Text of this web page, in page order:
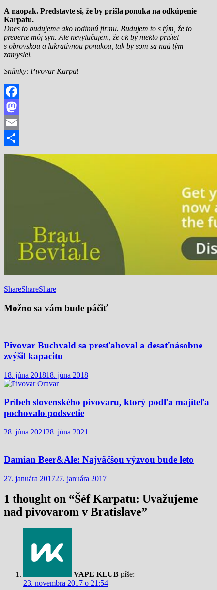
A naopak. Predstavte si, že by prišla ponuka na odkúpenie
Karpatu.
Dnes to budujeme ako rodinnú firmu. Budujem to s tým, že to
preberie môj syn. Ale nevylučujem, že ak by niekto prišiel
s obrovskou a lukratívnou ponukou, tak by som sa nad tým
zamyslel.
Snímky: Pivovar Karpat
Facebook
Mastodon
Email
Share
ShareShareShare
Možno sa vám bude páčiť
Pivovar Buchvald sa presťahoval a desaťnásobne
zvýšil kapacitu
18. júna 201818. júna 2018
Príbeh slovenského pivovaru, ktorý podľa majiteľa
pochovalo podsvetie
28. júna 2021 28. júna 2021
Damian Beer&Ale: Najväčšou výzvou bude leto
27. januára 201727. januára 2017
1 thought on “Šéf Karpatu: Uvažujeme
nad pivovarom v Bratislave”
VAPE KLUB píše:
23. novembra 2017 o 21:54